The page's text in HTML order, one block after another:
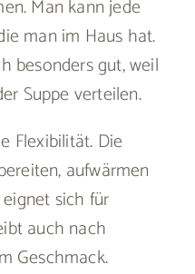
Man kann jede
man im Haus hat.
besonders gut, weil
Suppe verteilen.
Flexibilität. Die
aufwärmen
sich für
auch nach
Geschmack.